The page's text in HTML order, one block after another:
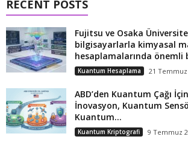
RECENT POSTS
Fujitsu ve Osaka
bilgisayarlarla kimyasal
hesaplamalarında önemli
Kuantum Hesaplama 21 Temmuz
ABD’den Kuantum Çağı
İnovasyon, Kuantum
Kuantum...
Kuantum Kriptografi 9 Temmuz